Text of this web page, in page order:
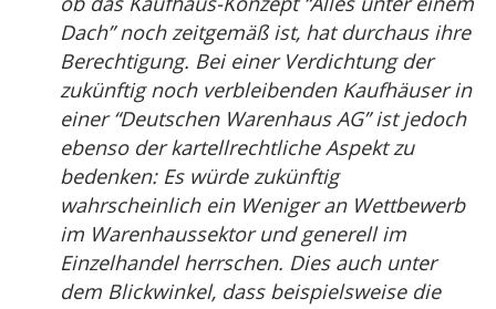
Dach” noch zeitgemäß ist, hat durchaus ihre
Berechtigung. Bei einer Verdichtung der
zukünftig noch verbleibenden Kaufhäuser in
einer “Deutschen Warenhaus AG” ist jedoch
ebenso der kartellrechtliche Aspekt zu
bedenken: Es würde zukünftig
wahrscheinlich ein Weniger an Wettbewerb
im Warenhaussektor und generell im
Einzelhandel herrschen. Dies auch unter
dem Blickwinkel, dass beispielsweise die